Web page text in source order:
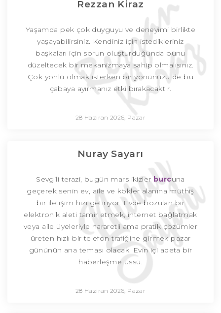
Rezzan Kiraz
Yaşamda pek çok duyguyu ve deneyimi birlikte
yaşayabilirsiniz. Kendiniz için istedikleriniz
başkaları için sorun oluşturduğunda bunu
düzeltecek bir mekanizmaya sahip olmalısınız.
Çok yönlü olmak isterken bir yönünüzü de bu
çabaya ayırmanız etki bırakacaktır.
28 Haziran 2026, Pazar
Nuray Sayarı
Sevgili terazi, bugün mars ikizler burcuna
geçerek senin ev, aile ve kökler alanına müthiş
bir iletişim hızı getiriyor. Evde bozulan bir
elektronik aleti tamir etmek, internet bağlatmak
veya aile üyeleriyle hararetli ama pratik çözümler
üreten hızlı bir telefon trafiğine girmek pazar
gününün ana teması olacak. Evin içi adeta bir
haberleşme üssü.
28 Haziran 2026, Pazar